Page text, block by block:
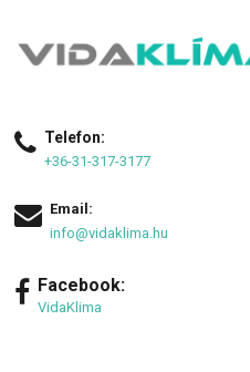
Telefon:
+36-31-317-3177
Email:
info@vidaklima.hu
Facebook:
VidaKlima